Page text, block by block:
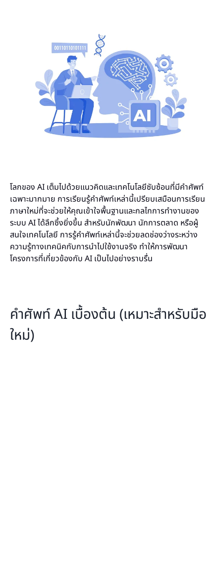
โลกของ AI เต็มไปด้วยแนวคิดและเทคโนโลยีซับซ้อนที่มีคำศัพท์
เฉพาะมากมาย การเรียนรู้คำศัพท์เหล่านี้เปรียบเสมือนการเรียน
ภาษาใหม่ที่จะช่วยให้คุณเข้าใจพื้นฐานและกลไกการทำงานของ
ระบบ AI ได้ลึกซึ้งยิ่งขึ้น สำหรับนักพัฒนา นักการตลาด หรือผู้
สนใจเทคโนโลยี การรู้คำศัพท์เหล่านี้จะช่วยลดช่องว่างระหว่าง
ความรู้ทางเทคนิคกับการนำไปใช้งานจริง ทำให้การพัฒนา
โครงการที่เกี่ยวข้องกับ AI เป็นไปอย่างราบรื่น
คำศัพท์ AI เบื้องต้น (เหมาะสำหรับมือ
ใหม่)